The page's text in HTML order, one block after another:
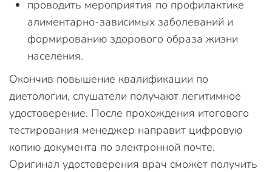
проводить мероприятия по профилактике
алиментарно-зависимых заболеваний и
формированию здорового образа жизни
населения.
Окончив повышение квалификации по
диетологии, слушатели получают легитимное
удостоверение. После прохождения итогового
тестирования менеджер направит цифровую
копию документа по электронной почте.
Оригинал удостоверения врач сможет получить